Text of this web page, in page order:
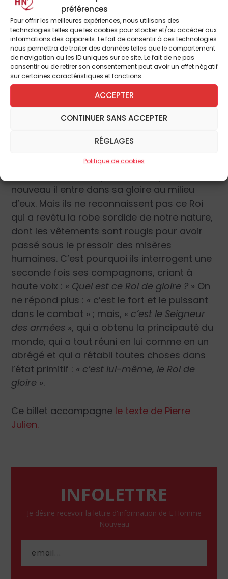
préférences
Pour offrir les meilleures expériences, nous utilisons des
technologies telles que les cookies pour stocker et/ou accéder aux
informations des appareils. Le fait de consentir à ces technologies
nous permettra de traiter des données telles que le comportement
de navigation ou les ID uniques sur ce site. Le fait de ne pas
consentir ou de retirer son consentement peut avoir un effet négatif
sur certaines caractéristiques et fonctions.
ACCEPTER
CONTINUER SANS ACCEPTER
RÉGLAGES
Politique de cookies
écouter, les portiers du ciel demandent
donc : «Quel est ce Roi de gloire ?» Les
Puissances leur répondent, en assurant qu’il
est fort et maître dans le combat, ce roi qui
devait lutter contre celui qui retenait la
nature humaine captive en esclavage et
renverser celui qui avait l’empire de la mort,
afin de rendre au genre humain la paix et la
liberté, après avoir triomphé de son très
Les gardiens du ciel accourent au-devant de
nouveau il entre dans sa gloire au milieu
d’eux. Mais ils ne reconnaissent pas ce Roi
qui a revêtu la robe sordide de notre nature,
dont les vêtements sont rougis pour avoir
passé sous le pressoir des misères
humaines. C’est pourquoi ils interrogent une
seconde fois ses compagnons, criant à
haute voix : « Quel est ce Roi de gloire ? » On
ne répond plus : « c’est le fort et le puissant
dans le combat » ; mais, « c’est le Seigneur
des armées », qui a obtenu la principauté du
monde, qui a tout réuni en lui comme en un
abrégé et qui a rétabli toutes choses dans
l’état primitif : « c’est lui-même, le Roi de
gloire ».
Ce billet accompagne le texte de Pierre
Julien.
INFOLETTRE
Je désire recevoir la lettre d'information de L'Homme
Nouveau